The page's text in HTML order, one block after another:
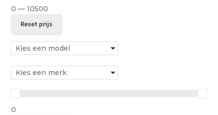
0 — 10500
Kies een model
Kies een merk
0